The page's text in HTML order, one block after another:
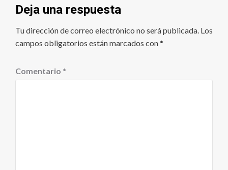
Deja una respuesta
Tu dirección de correo electrónico no será publicada. Los
campos obligatorios están marcados con*
Comentario *